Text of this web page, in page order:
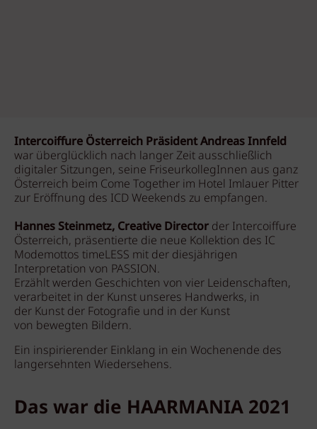
Intercoiffure Österreich Präsident Andreas Innfeld
war überglücklich nach langer Zeit ausschließlich
digitaler Sitzungen, seine FriseurkollegInnen aus ganz
Österreich beim Come Together im Hotel Imlauer Pitter
zur Eröffnung des ICD Weekends zu empfangen.
Hannes Steinmetz, Creative Director der Intercoiffure
Österreich, präsentierte die neue Kollektion des IC
Modemottos timeLESS mit der diesjährigen
Interpretation von PASSION.
Erzählt werden Geschichten von vier Leidenschaften,
verarbeitet in der Kunst unseres Handwerks, in
der Kunst der Fotografie und in der Kunst
von bewegten Bildern.
Ein inspirierender Einklang in ein Wochenende des
langersehnten Wiedersehens.
Das war die HAARMANIA 2021